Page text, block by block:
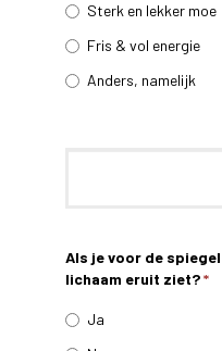
Sterk en lekker moe
Fris & vol energie
Anders, namelijk
Als je voor de
lichaam eruit ziet?*
Ja